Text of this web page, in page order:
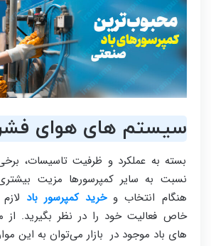
سیستم‌ های هوای
بسته به عملکرد و ظرفیت تاسیسات،
نسبت به سایر کمپرسورها مزیت
هنگام انتخاب وخرید کمپرسور باد
خاص فعالیت‌ خود را در نظر بگیرید. از
های باد موجود در بازار می‎‌توان به این موارد اشاره کرد: